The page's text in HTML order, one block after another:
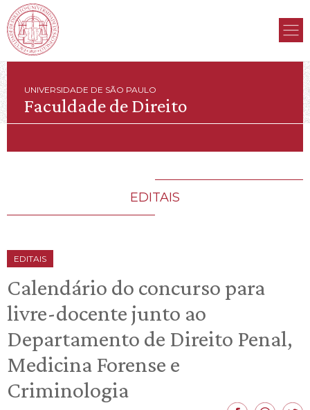
UNIVERSIDADE DE SÃO PAULO
Faculdade de Direito
EDITAIS
EDITAIS
Calendário do concurso para
livre-docente junto ao
Departamento de Direito Penal,
Medicina Forense e
Criminologia